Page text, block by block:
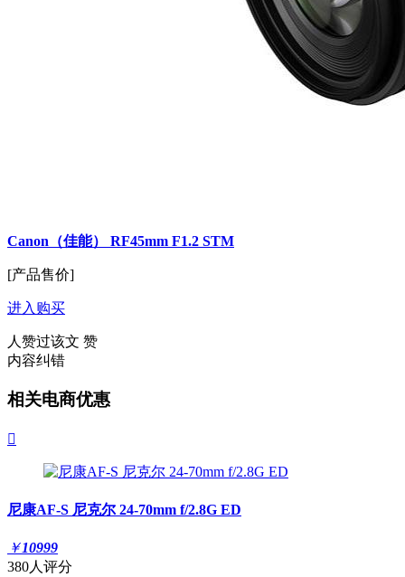
Canon（佳能） RF45mm F1.2 STM
[产品售价]
进入购买
人赞过该文 赞
内容纠错
相关电商优惠

尼康AF-S 尼克尔 24-70mm f/2.8G ED
￥10999
380人评分